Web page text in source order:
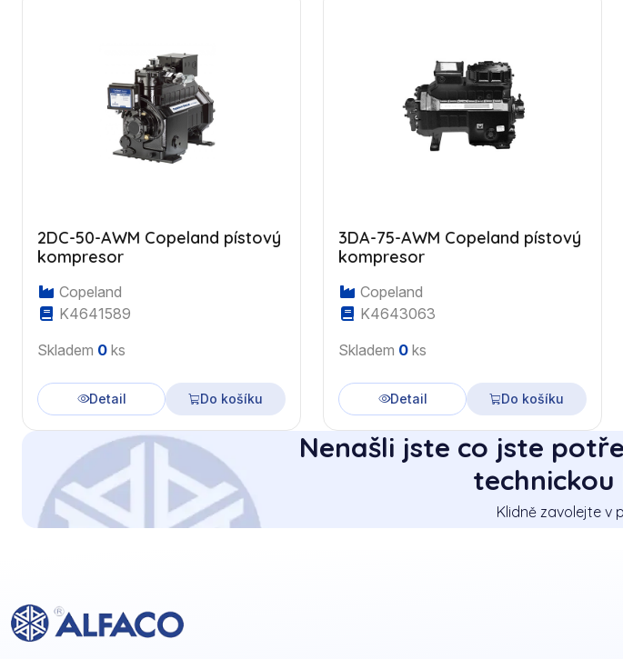
2DC-50-AWM Copeland pístový
kompresor
Copeland
K4641589
Skladem 0 ks
Detail Do košíku
3DA-75-AWM Copeland pístový
kompresor
Copeland
K4643063
Skladem 0 ks
Detail Do košíku
Nenašli jste co jste
Klidně zavolejte v